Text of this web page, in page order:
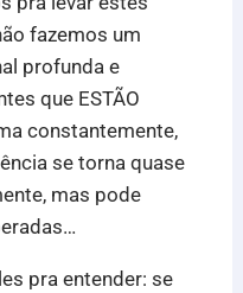
fazemos um
profunda e
que ESTÃO
constantemente,
se torna quase
mas pode
pra entender: se